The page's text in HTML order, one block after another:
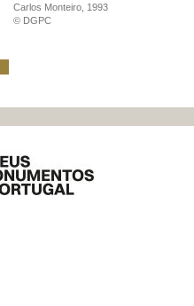
Carlos Monteiro, 1993
© DGPC